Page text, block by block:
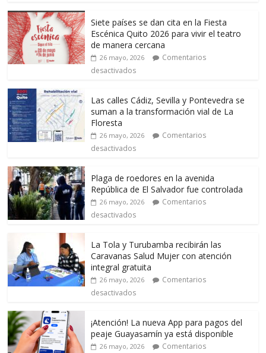
Siete países se dan cita en la Fiesta
Escénica Quito 2026 para vivir el teatro
de manera cercana
26 mayo, 2026
Comentarios
desactivados
Las calles Cádiz, Sevilla y Pontevedra se
suman a la transformación vial de La
Floresta
26 mayo, 2026
Comentarios
desactivados
Plaga de roedores en la avenida
República de El Salvador fue controlada
26 mayo, 2026
Comentarios
desactivados
La Tola y Turubamba recibirán las
Caravanas Salud Mujer con atención
integral gratuita
26 mayo, 2026
Comentarios
desactivados
¡Atención! La nueva App para pagos del
peaje Guayasamín ya está disponible
26 mayo, 2026
Comentarios